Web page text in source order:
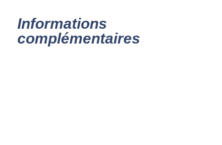
Informations
complémentaires